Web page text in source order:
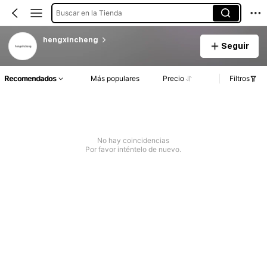
Buscar en la Tienda
hengxincheng
Seguir
Recomendados Más populares Precio Filtros
No hay coincidencias
Por favor inténtelo de nuevo.